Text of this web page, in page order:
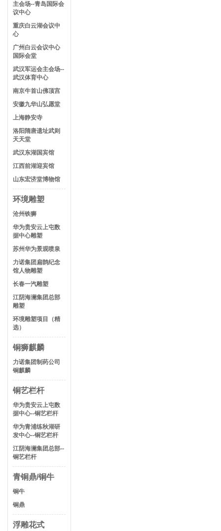
主会场--青岛国际会
议中心
重庆白云湖会议中
心
广州白云会议中心
国际会堂
武汉军运会主会场--
武汉体育中心
南京牛首山佛顶宫
安徽九华山弘愿堂
上海静安寺
洛阳隋唐遗址武则
天天堂
武汉东湖国宾馆
江西前湖迎宾馆
山东宏济堂博物馆
环境雕塑
沧州铁狮
华为贵安云上屯数
据中心雕塑
苏州华为景观喷泉
力诺集团扁鹊纪念
馆人物雕塑
长春一汽雕塑
江阴海澜集团总部
雕塑
环境雕塑项目（精
选）
铜狮麒麟
力诺集团制药公司
铜麒麟
铜艺栏杆
华为贵安云上屯数
据中心--铜艺栏杆
华为青浦练秋湖研
发中心--铜艺栏杆
江阴海澜集团总部--
铜艺栏杆
青铜鼎/铜牛
铜牛
铜鼎
浮雕花式